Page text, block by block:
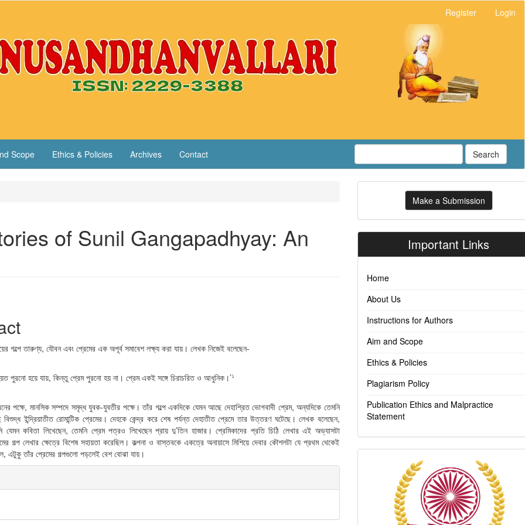
Register Login
Scope Ethics & Policies Archives Contact Search
of Sunil Gangapadhyay: An
গল্পে তারুণ্য, যৌবন এবং প্রেমের এক অপূর্ব সমাবেশ লক্ষ্য করা যায়। লেখক নিজেই বলেছেন-
পুরনো হয়ে যায়, কিন্তু প্রেম পুরনো হয় না। প্রেম একই সঙ্গে চিরাচরিত ও আধুনিক।’১
পক্ষে, মানসিক সম্পদে সমৃদ্ধ যুবক-যুবতীর পক্ষে। তাঁর গল্পে একদিকে যেমন আছে দেহাশ্রিত ভোগবাদী প্রেম, অন্যদিকে তেমনি
ইন্দ্রিয়াতীত রোমান্টিক প্রেমের। দেহকে কেন্দ্র করে শেষ পর্যন্ত দেহাতীত প্রেমে তার উত্তরণ ঘটেছে। লেখক বলেছেন,
যেমন কবিতা লিখেছেন, তেমনি প্রেম পত্রও লিখেছেন প্রায় দু’তিন হাজার। প্রেমিকাদের প্রতি চিঠি লেখার এই অভ্যাসটা
গল্প লেখার ক্ষেত্রে বিশেষ সহায়তা করেছিল। কল্পনা ও বাস্তবকে একত্রে অনায়াসে মিশিয়ে দেবার কৌশলটা যে প্রথম থেকেই
এটুকু তাঁর প্রেমের গল্পগুলো পড়লেই বেশ বোঝা যায়।
Make
Submission
Make a Submission
Important Links
Home
About Us
Instructions for Authors
Aim and Scope
Ethics & Policies
Plagiarism Policy
Publication Ethics and Malpractice
Statement